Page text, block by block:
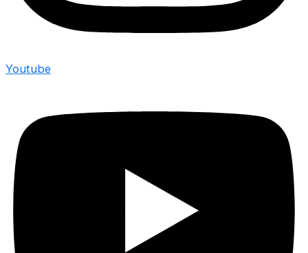
Youtube